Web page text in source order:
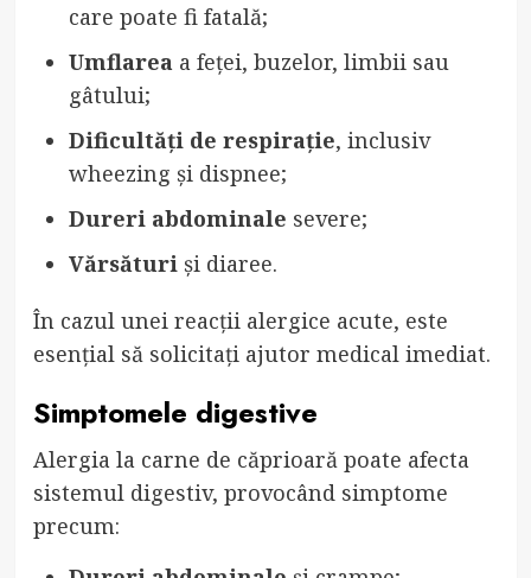
care poate fi fatală;
Umflareaa feței, buzelor, limbii sau
gâtului;
Dificultăți de respirație, inclusiv
wheezing și dispnee;
Dureri abdominale severe;
Vărsăturiși diaree.
În cazul unei reacții alergice acute, este
esențial să solicitați ajutor medical imediat.
Simptomele digestive
Alergia la carne de căprioară poate afecta
sistemul digestiv, provocând simptome
precum: